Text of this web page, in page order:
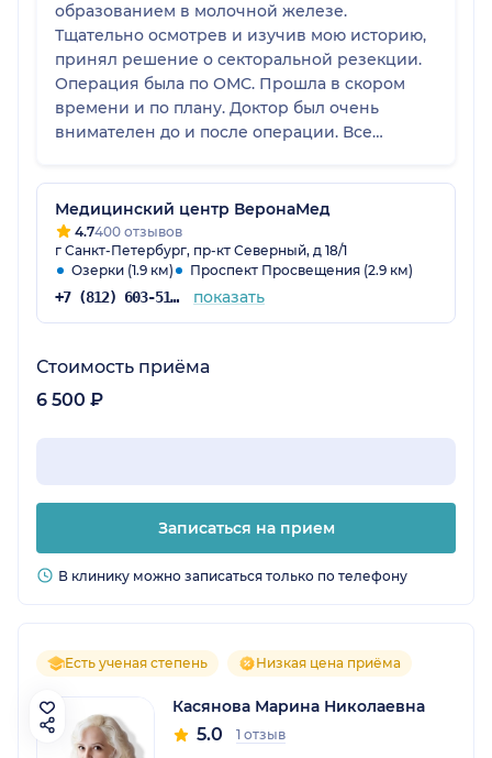
образованием в молочной железе.
Тщательно осмотрев и изучив мою историю,
принял решение о секторальной резекции.
Операция была по ОМС. Прошла в скором
времени и по плану. Доктор был очень
внимателен до и после операции. Все
гистологии дал подробную консультацию и
рекомендовал узких специалистов по
диагнозу. Огромное спасибо Тимуру
Тохировичу за принятое решение. Благодаря
ему я, наконец-то, получила диагноз, который
мне не могли поставить почти год.
Однозначно рекомендую. Отдельное спасибо
теплое отношение и вкусную еду!
Медицинский центр ВеронаМед
4.7400 отзывов
г Санкт-Петербург, пр-кт Северный, д 18/1
Озерки (1.9 км)
Проспект Просвещения (2.9 км)
+7 (812) 603-51-16 показать
Стоимость приёма
6 500 ₽
Записаться на прием
В клинику можно записаться только по телефону
Есть ученая степень Низкая цена приёма
Касянова Марина Николаевна
5.0 1 отзыв